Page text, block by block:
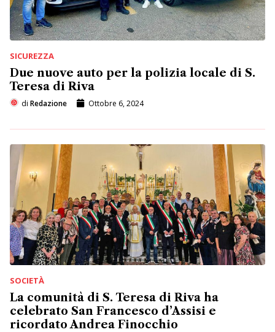
SICUREZZA
Due nuove auto per la polizia locale di S.
Teresa di Riva
di Redazione Ottobre 6, 2024
SOCIETÀ
La comunità di S. Teresa di Riva ha
celebrato San Francesco d’Assisi e
ricordato Andrea Finocchio